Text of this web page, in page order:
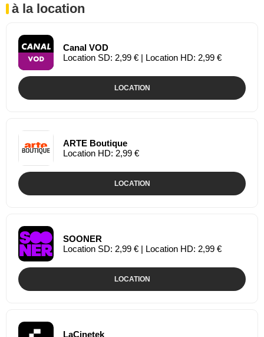
à la location
Canal VOD
Location SD: 2,99 € | Location HD: 2,99 €
LOCATION
ARTE Boutique
Location HD: 2,99 €
LOCATION
SOONER
Location SD: 2,99 € | Location HD: 2,99 €
LOCATION
LaCinetek